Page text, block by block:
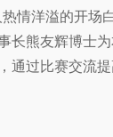
情洋溢的开场
熊友辉博士为
通过比赛交流